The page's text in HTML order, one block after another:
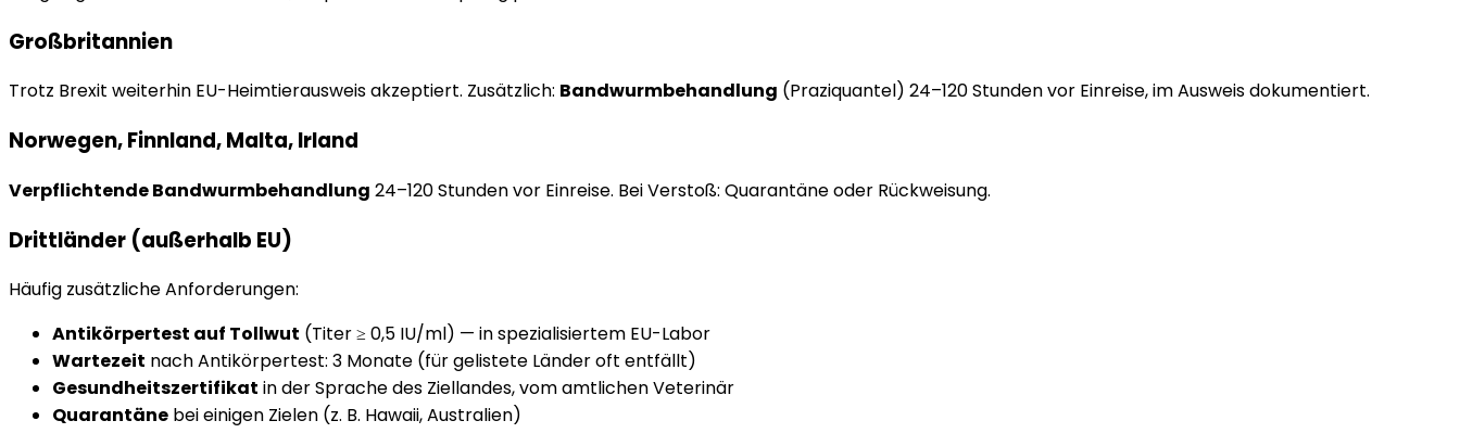
Großbritannien
Trotz Brexit weiterhin EU-Heimtierausweis akzeptiert. Zusätzlich: Bandwurmbehandlung (Praziquantel) 24–120 Stunden vor Einreise, im Ausweis dokumentiert.
Norwegen, Finnland, Malta, Irland
Verpflichtende Bandwurmbehandlung 24–120 Stunden vor Einreise. Bei Verstoß: Quarantäne oder Rückweisung.
Drittländer (außerhalb EU)
Häufig zusätzliche Anforderungen:
Antikörpertest auf Tollwut (Titer ≥ 0,5 IU/ml) — in spezialisiertem EU-Labor
Wartezeit nach Antikörpertest: 3 Monate (für gelistete Länder oft entfällt)
Gesundheitszertifikat in der Sprache des Ziellandes, vom amtlichen Veterinär
Quarantäne bei einigen Zielen (z. B. Hawaii, Australien)